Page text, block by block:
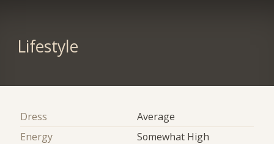
Lifestyle
Dress
Average
Energy
Somewhat High